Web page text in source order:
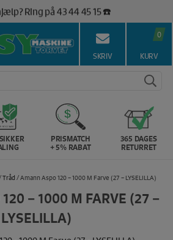
alle danske priser 💰
på over 5.000 anmeldelser!🏆
ved køb over 399,- kr. 🚚
siden 1967 🥇
alle danske priser 💰
SKRIV
0
KURV
PRISMATCH
+ 5% RABAT
365 DAGES
RETURRET
Tråd / Amann Aspo 120 – 1000 M Farve (27 – LYSELILLA)
– 1000 M FARVE (27 –
LYSELILLA)